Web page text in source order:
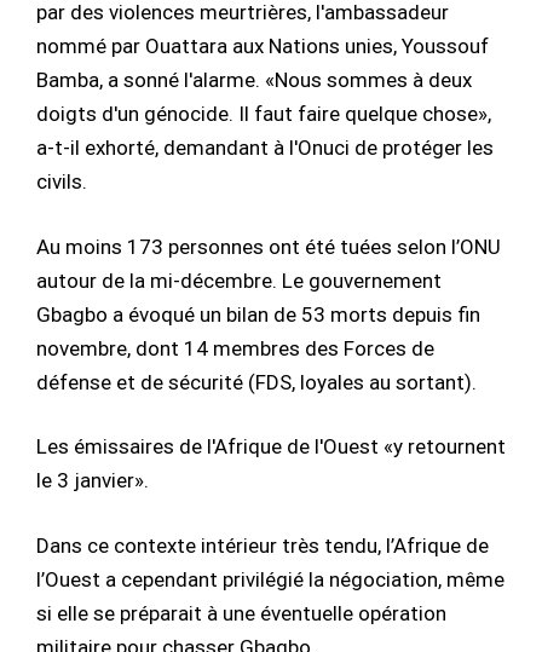
par des violences meurtrières, l'ambassadeur
nommé par Ouattara aux Nations unies, Youssouf
Bamba, a sonné l'alarme. «Nous sommes à deux
doigts d'un génocide. Il faut faire quelque chose»,
a-t-il exhorté, demandant à l'Onuci de protéger les
civils.
Au moins 173 personnes ont été tuées selon l’ONU
autour de la mi-décembre. Le gouvernement
Gbagbo a évoqué un bilan de 53 morts depuis fin
novembre, dont 14 membres des Forces de
défense et de sécurité (FDS, loyales au sortant).
Les émissaires de l'Afrique de l'Ouest «y retournent
le 3 janvier».
Dans ce contexte intérieur très tendu, l’Afrique de
l’Ouest a cependant privilégié la négociation, même
si elle se préparait à une éventuelle opération
militaire pour chasser Gbagbo.